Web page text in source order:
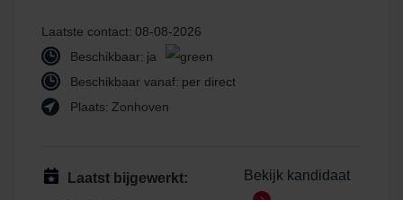
Laatste contact: 08-08-2026
Beschikbaar: ja
Beschikbaar vanaf: per direct
Plaats: Zonhoven
Laatst bijgewerkt: Bekijk kandidaat